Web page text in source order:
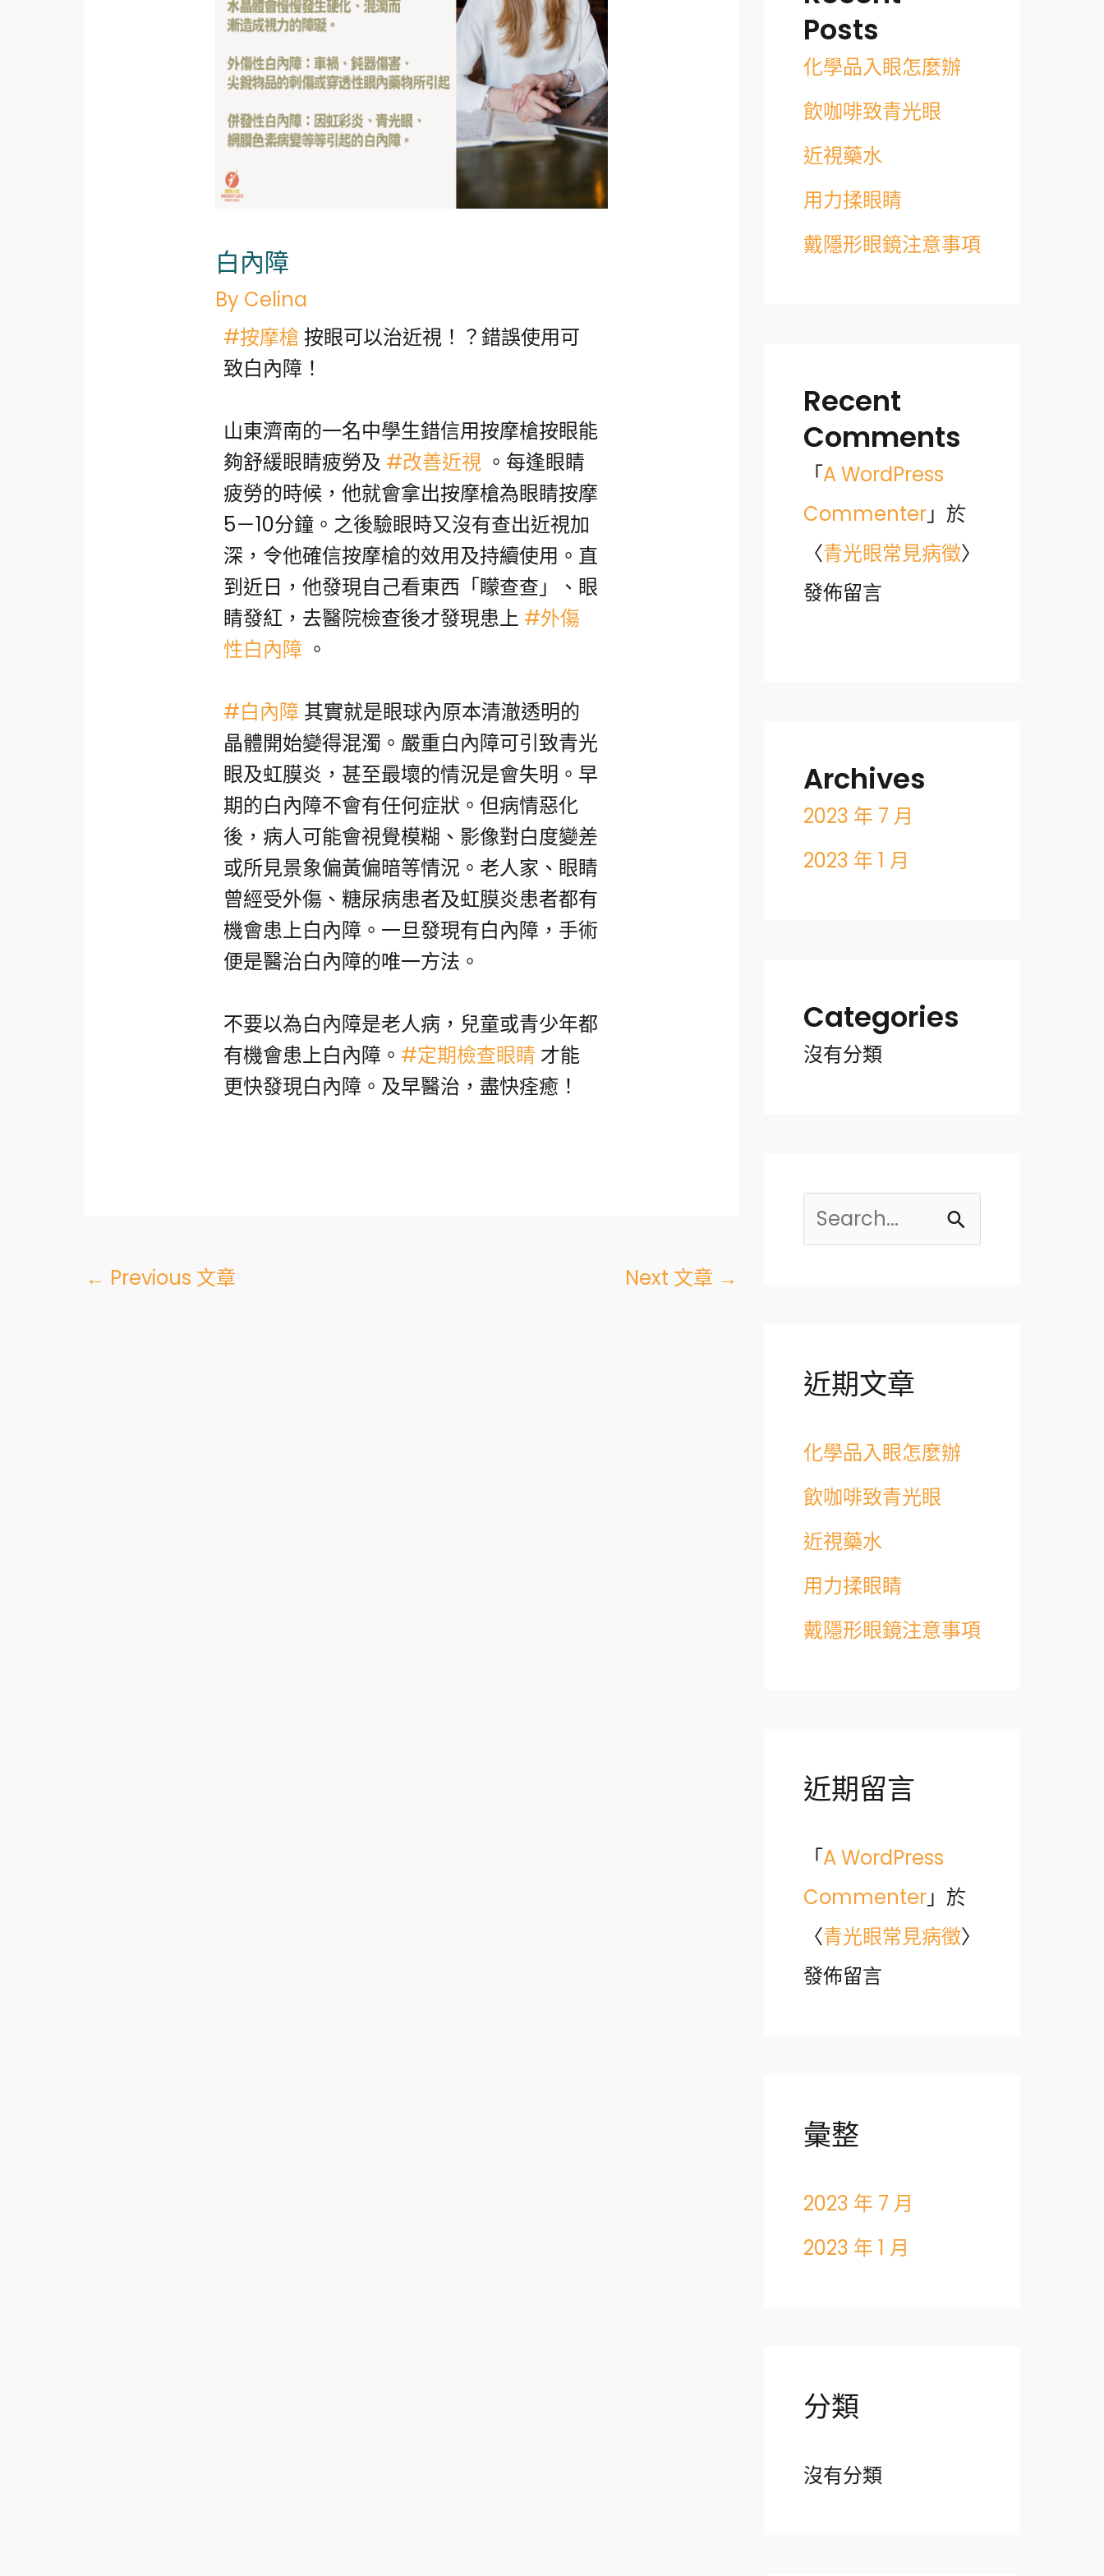
白內障
By Celina
#按摩槍 按眼可以治近視！？錯誤使用可
致白內障！
山東濟南的一名中學生錯信用按摩槍按眼能
夠舒緩眼睛疲勞及 #改善近視 。每逢眼睛
疲勞的時候，他就會拿出按摩槍為眼睛按摩
5－10分鐘。之後驗眼時又沒有查出近視加
深，令他確信按摩槍的效用及持續使用。直
到近日，他發現自己看東西「矇查查」、眼
睛發紅，去醫院檢查後才發現患上 #外傷
性白內障 。
#白內障 其實就是眼球內原本清澈透明的
晶體開始變得混濁。嚴重白內障可引致青光
眼及虹膜炎，甚至最壞的情況是會失明。早
期的白內障不會有任何症狀。但病情惡化
後，病人可能會視覺模糊、影像對白度變差
或所見景象偏黃偏暗等情況。老人家、眼睛
曾經受外傷、糖尿病患者及虹膜炎患者都有
機會患上白內障。一旦發現有白內障，手術
便是醫治白內障的唯一方法。
不要以為白內障是老人病，兒童或青少年都
有機會患上白內障。 #定期檢查眼睛 才能
更快發現白內障。及早醫治，盡快痊癒！
← Previous 文章 Next 文章 →
Posts
化學品入眼怎麼辦
飲咖啡致青光眼
近視藥水
用力揉眼睛
戴隱形眼鏡注意事項
Recent
Comments
「A WordPress
Commenter」於
〈青光眼常見病徵〉
發佈留言
Archives
2023 年 7 月
2023 年 1 月
Categories
沒有分類
c
f
o
r
:
近期文章
化學品入眼怎麼辦
飲咖啡致青光眼
近視藥水
用力揉眼睛
戴隱形眼鏡注意事項
近期留言
「A WordPress
Commenter」於
〈青光眼常見病徵〉
發佈留言
彙整
2023 年 7 月
2023 年 1 月
分類
沒有分類